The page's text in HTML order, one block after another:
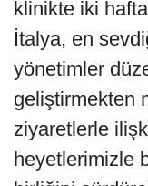
klinikte iki
İtalya, en
yönetimler
geliştirmekten
ziyaretlerle
heyetlerimizle